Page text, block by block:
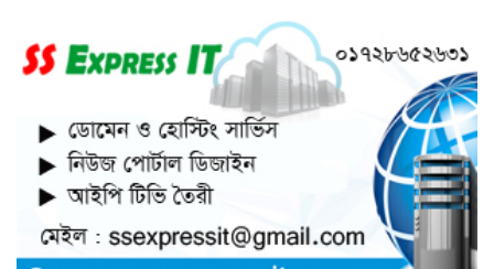
প্রতিষ্ঠানে হামলা চালিয়ে তালা ঝুলিয়ে
দিয়েছে সন্ত্রাসীরা
সাভারে নারী উদ্যোক্তার খামার ভাংচুর,
৫ লাখ টাকার ক্ষয়ক্ষতি
উভয়পক্ষের সমঝোতায় ধর্মঘট
প্রত্যাহার করায় সাভারের মুরগীর
বাজার স্বাভাবিক